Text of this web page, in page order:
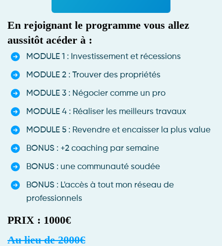
En rejoignant le programme vous allez
aussitôt acéder à :
MODULE 1 : Investissement et récessions
MODULE 2 : Trouver des propriétés
MODULE 3 : Négocier comme un pro
MODULE 4 : Réaliser les meilleurs travaux
MODULE 5 : Revendre et encaisser la plus value
BONUS : +2 coaching par semaine
BONUS : une communauté soudée
BONUS : L'accès à tout mon réseau de
professionnels
PRIX : 1000€
Au lieu de 2000€